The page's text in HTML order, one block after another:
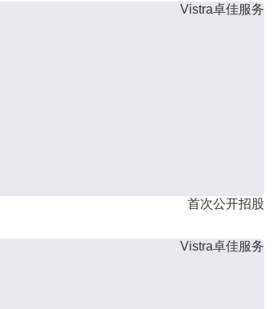
Vistra卓佳服务
首次公开招股
Vistra卓佳服务